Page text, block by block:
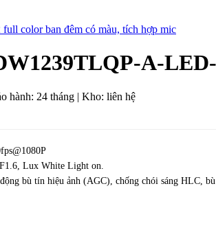
color ban đêm có màu, tích hợp mic
A-
hành: 24 tháng | Kho: liên hệ
Lux White Light on.
bù tín hiệu ảnh (AGC), chống chói sáng HLC,